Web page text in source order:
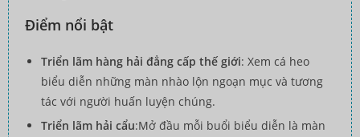
Điểm nổi bật
Triển lãm hàng hải đẳng cấp thế giới: Xem cá heo
biểu diễn những màn nhào lộn ngoạn mục và tương
tác với người huấn luyện chúng.
Triển lãm hải cẩu:Mở đầu mỗi buổi biểu diễn là màn